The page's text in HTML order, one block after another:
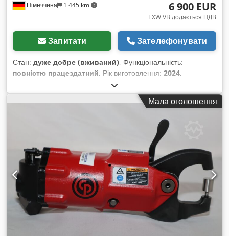
Німеччина 1 445 km 6 900 EUR
EXW VB додається ПДВ
Запитати Зателефонувати
Стан: дуже добре (вживаний), Функціональність:
повністю працездатний, Рік виготовлення: 2024,
, номер машини/транспортного засобу:
6151570000, З нашого демо-інструментального складу,
перевірений і повністю працездатний: Акумуляторний
Демо-інструмент з зарядним пристроєм та 2
акумуляторами (36 В, 2,5 А·год) Точність (6 сігма): +/- 4%
Швидкість холостого ходу: 10 об/хв Діапазон крутного
моменту мін/макс: 300 – 1300 Нм Робочий крутний момент:
390 – 1040 Нм Вихідний вал: 3/4" квадрат Довжина: 318 мм
Вага з акумулятором і реактивним важелем: 5,3 кг Dsdpjv
Tbz Defx Anzskr Інші інструменти для промислового
виробництва та технічного обслуговування — за запитом.
Мала оголошення